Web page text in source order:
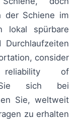
der Schiene im
lokal spürbare
consider
of
Sie sich bei
Sie, weltweit
zu erhalten